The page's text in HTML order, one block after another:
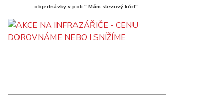
objednávky v poli " Mám slevový kód".